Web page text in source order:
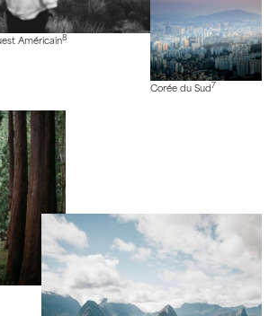
Américain8
Corée du Sud 7